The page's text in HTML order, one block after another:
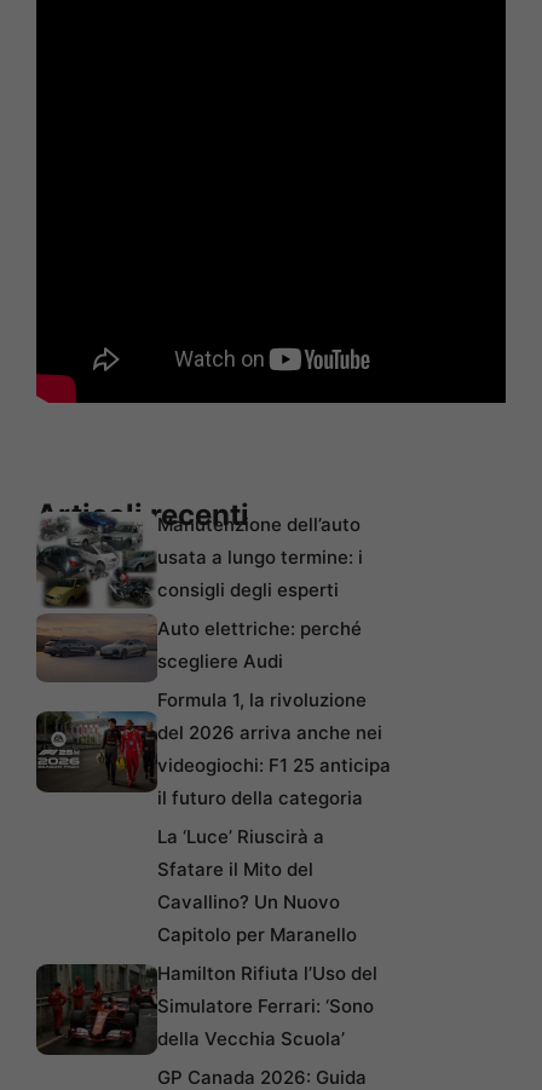
Articoli recentiManutenzione dell’auto
usata a lungo termine: i
consigli degli esperti
Auto elettriche: perché
scegliere Audi
Formula 1, la rivoluzione
del 2026 arriva anche nei
videogiochi: F1 25 anticipa
il futuro della categoria
La ‘Luce’ Riuscirà a
Sfatare il Mito del
Cavallino? Un Nuovo
Capitolo per Maranello
Hamilton Rifiuta l’Uso del
Simulatore Ferrari: ‘Sono
della Vecchia Scuola’
GP Canada 2026: Guida